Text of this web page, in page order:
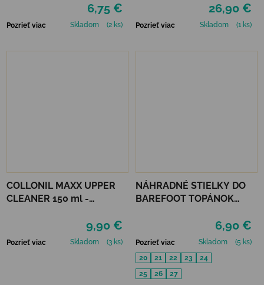
6,75 €
Pozrieť viac Skladom (2 ks)
26,90 €
Pozrieť viac Skladom (1 ks)
COLLONIL MAXX UPPER
CLEANER 150 ml -
9,90 €
Pozrieť viac Skladom (3 ks)
NÁHRADNÉ STIELKY DO
BAREFOOT TOPÁNOK
6,90 €
Pozrieť viac Skladom
(5 ks)
20
21 22 23
24
25
26 27